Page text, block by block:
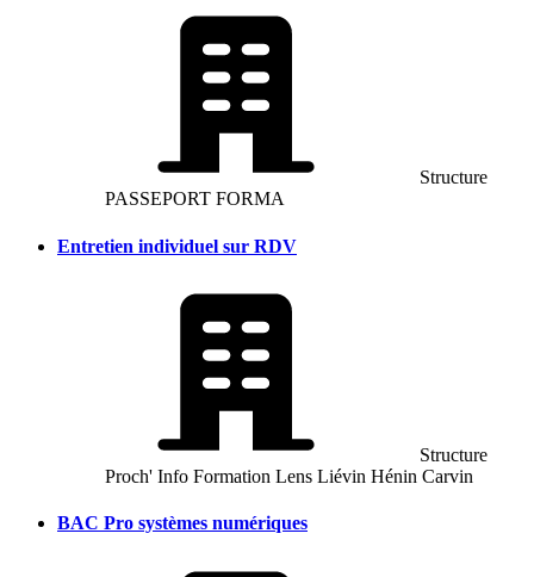
Structure
PASSEPORT FORMA
Entretien individuel sur RDV
Structure
Proch' Info Formation Lens Liévin Hénin Carvin
BAC Pro systèmes numériques